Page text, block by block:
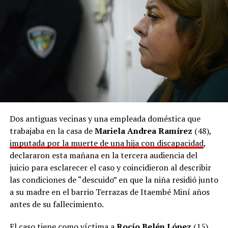
grado de tentativa y amenazas.
Dos antiguas vecinas y una empleada doméstica que
trabajaba en la casa deMariela Andrea Ramírez (48),
imputada por la muerte de una hija con discapacidad,
declararon esta mañana en la tercera audiencia del
juicio para esclarecer el caso y coincidieron al describir
las condiciones de “descuido” en que la niña residió junto
a su madre en el barrio Terrazas de Itaembé Miní años
antes de su fallecimiento.